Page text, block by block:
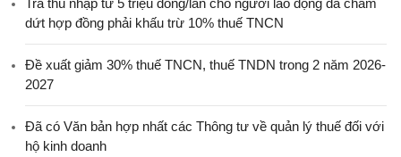
Trả thu nhập từ 5 triệu đồng/lần cho người lao động đã chấm
dứt hợp đồng phải khấu trừ 10% thuế TNCN
Đề xuất giảm 30% thuế TNCN, thuế TNDN trong 2 năm 2026-
2027
Đã có Văn bản hợp nhất các Thông tư về quản lý thuế đối với
hộ kinh doanh